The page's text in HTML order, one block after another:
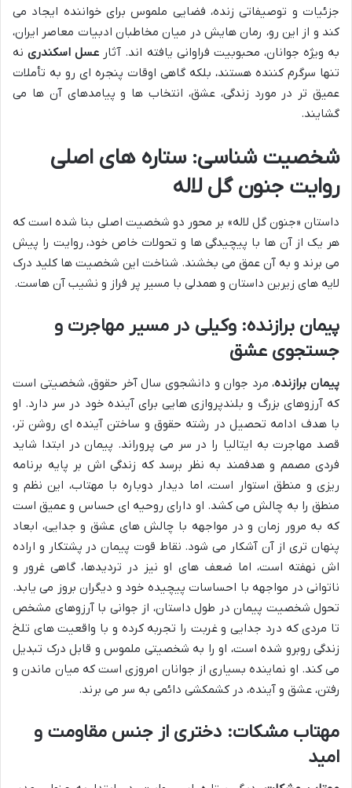
جزئیات و توصیفاتی زنده، فضایی ملموس برای خواننده ایجاد می
کند و از این رو، رمان هایش در میان مخاطبان ادبیات معاصر ایران،
به ویژه جوانان، محبوبیت فراوانی یافته اند. آثار عسل اسکندرینه
تنها سرگرم کننده هستند، بلکه گاهی اوقات پنجره ای رو به تأملات
عمیق تر در مورد زندگی، عشق، انتخاب ها و پیامدهای آن ها می
گشایند.
شخصیت شناسی: ستاره های اصلی
روایت جنون گل لاله
داستان «جنون گل لاله» بر محور دو شخصیت اصلی بنا شده است که
هر یک از آن ها با پیچیدگی ها و تحولات خاص خود، روایت را پیش
می برند و به آن عمق می بخشند. شناخت این شخصیت ها کلید درک
لایه های زیرین داستان و همدلی با مسیر پر فراز و نشیب آن هاست.
پیمان برازنده: وکیلی در مسیر مهاجرت و
جستجوی عشق
پیمان برازنده، مرد جوان و دانشجوی سال آخر حقوق، شخصیتی است
که آرزوهای بزرگ و بلندپروازی هایی برای آینده خود در سر دارد. او
با هدف ادامه تحصیل در رشته حقوق و ساختن آینده ای روشن تر،
قصد مهاجرت به ایتالیا را در سر می پروراند. پیمان در ابتدا شاید
فردی مصمم و هدفمند به نظر برسد که زندگی اش بر پایه برنامه
ریزی و منطق استوار است، اما دیدار دوباره با مهتاب، این نظم و
منطق را به چالش می کشد. او دارای روحیه ای حساس و عمیق است
که به مرور زمان و در مواجهه با چالش های عشق و جدایی، ابعاد
پنهان تری از آن آشکار می شود. نقاط قوت پیمان در پشتکار و اراده
اش نهفته است، اما ضعف های او نیز در تردیدها، گاهی غرور و
ناتوانی در مواجهه با احساسات پیچیده خود و دیگران بروز می یابد.
تحول شخصیت پیمان در طول داستان، از جوانی با آرزوهای مشخص
تا مردی که درد جدایی و غربت را تجربه کرده و با واقعیت های تلخ
زندگی روبرو شده است، او را به شخصیتی ملموس و قابل درک تبدیل
می کند. او نماینده بسیاری از جوانان امروزی است که میان ماندن و
رفتن، عشق و آینده، در کشمکشی دائمی به سر می برند.
مهتاب مشکات: دختری از جنس مقاومت و
امید